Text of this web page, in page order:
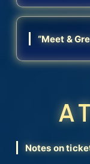
“Meet &
Notes on